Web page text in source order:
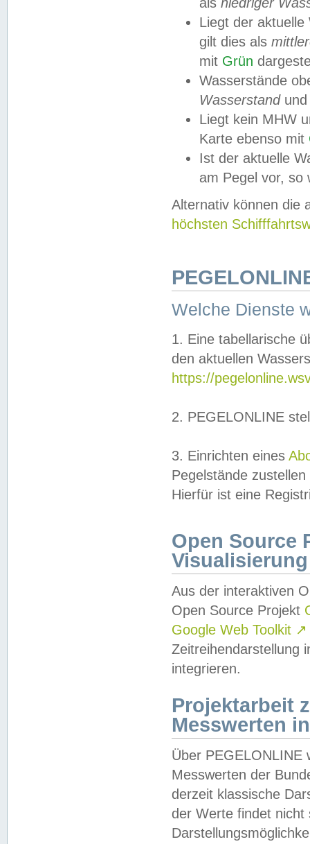
Liegt der
gilt dies als
mit Grün
Wasserstände
Wasserstandund
Liegt kein MHW
Karte ebenso mit
Ist der aktuelle
am Pegel vor,
Alternativ können die
höchsten
Welche Dienste
1. Eine tabellarische
den aktuellen
https://
2. PEGELONLINE
3. Einrichten eines
Pegelstände
Hierfür ist eine
Open Source
Visualisierung
Aus der interaktiven
Open Source Projekt
Google Web Toolkit ↗
Zeitreihendarstellung
integrieren.
Projektarbeit
Messwerten
Über PEGELONLINE
Messwerten der
derzeit klassische
der Werte findet